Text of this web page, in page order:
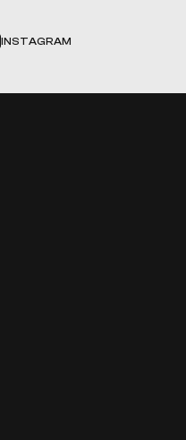
INSTAGRAM